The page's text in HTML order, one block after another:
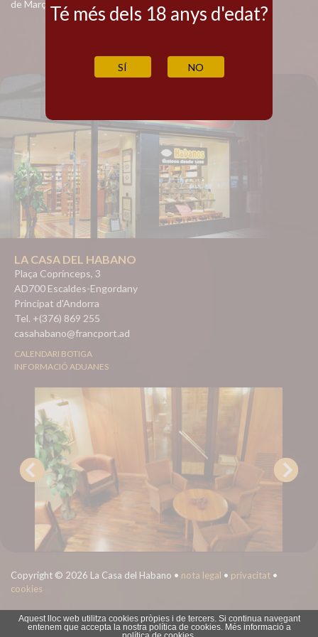
Té més dels 18 anys d'edat?
SÍ NO
de Març del 2002
LA CASA DEL HABANO
Plaça Coprínceps, 3
AD700 Escaldes-Engordany
Principat d'Andorra
Tel. +(376) 869 255
casahabano@francport.ad
CALENDARI BOTIGA
INFORMACIÓ ADUANES
Copyright © 2026 La Casa del Habano • nota legal • privacitat •
cookies
Aquest lloc web utilitza cookies pròpies i de tercers. Si continua navegant
entenem que accepta la nostra política de cookies. Més informació a